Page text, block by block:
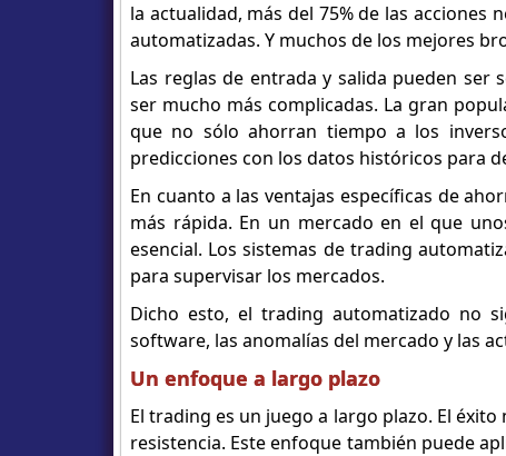
la actualidad, más del 75% de las acciones
automatizadas. Y muchos de los mejores
Las reglas de entrada y salida pueden ser
ser mucho más complicadas. La gran
que no sólo ahorran tiempo a los
predicciones con los datos históricos para
En cuanto a las ventajas específicas de
más rápida. En un mercado en el que
esencial. Los sistemas de trading
para supervisar los mercados.
Dicho esto, el trading automatizado no
software, las anomalías del mercado y las
Un enfoque a largo plazo
El trading es un juego a largo plazo. El
resistencia. Este enfoque también puede